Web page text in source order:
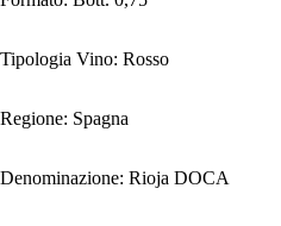
Tipologia Vino: Rosso
Regione: Spagna
Denominazione: Rioja DOCA